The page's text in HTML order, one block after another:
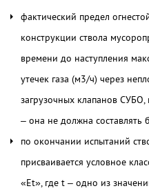
фактический предел
конструкции ствола
времени до наступления
утечек газа (м3/ч) через
загрузочных клапанов
– она не должна составлять
по окончании испытаний
присваивается условное
«Et», где t – одно из